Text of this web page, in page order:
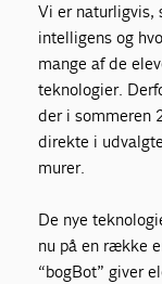
Vi er naturligvis,
intelligens og
mange af de
teknologier.
der i sommeren
direkte i
murer.
De nye
nu på en række
“bogBot” giver